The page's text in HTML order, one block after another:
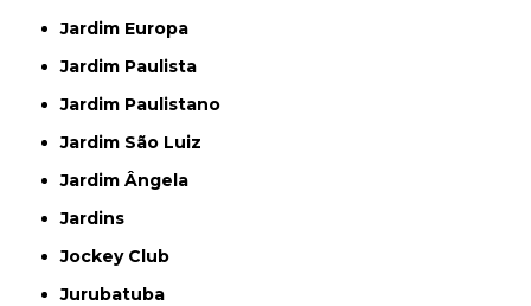
Jardim Europa
Jardim Paulista
Jardim Paulistano
Jardim São Luiz
Jardim Ângela
Jardins
Jockey Club
Jurubatuba